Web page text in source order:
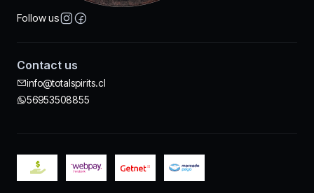
Follow us
Contact us
info@totalspirits.cl
56953508855